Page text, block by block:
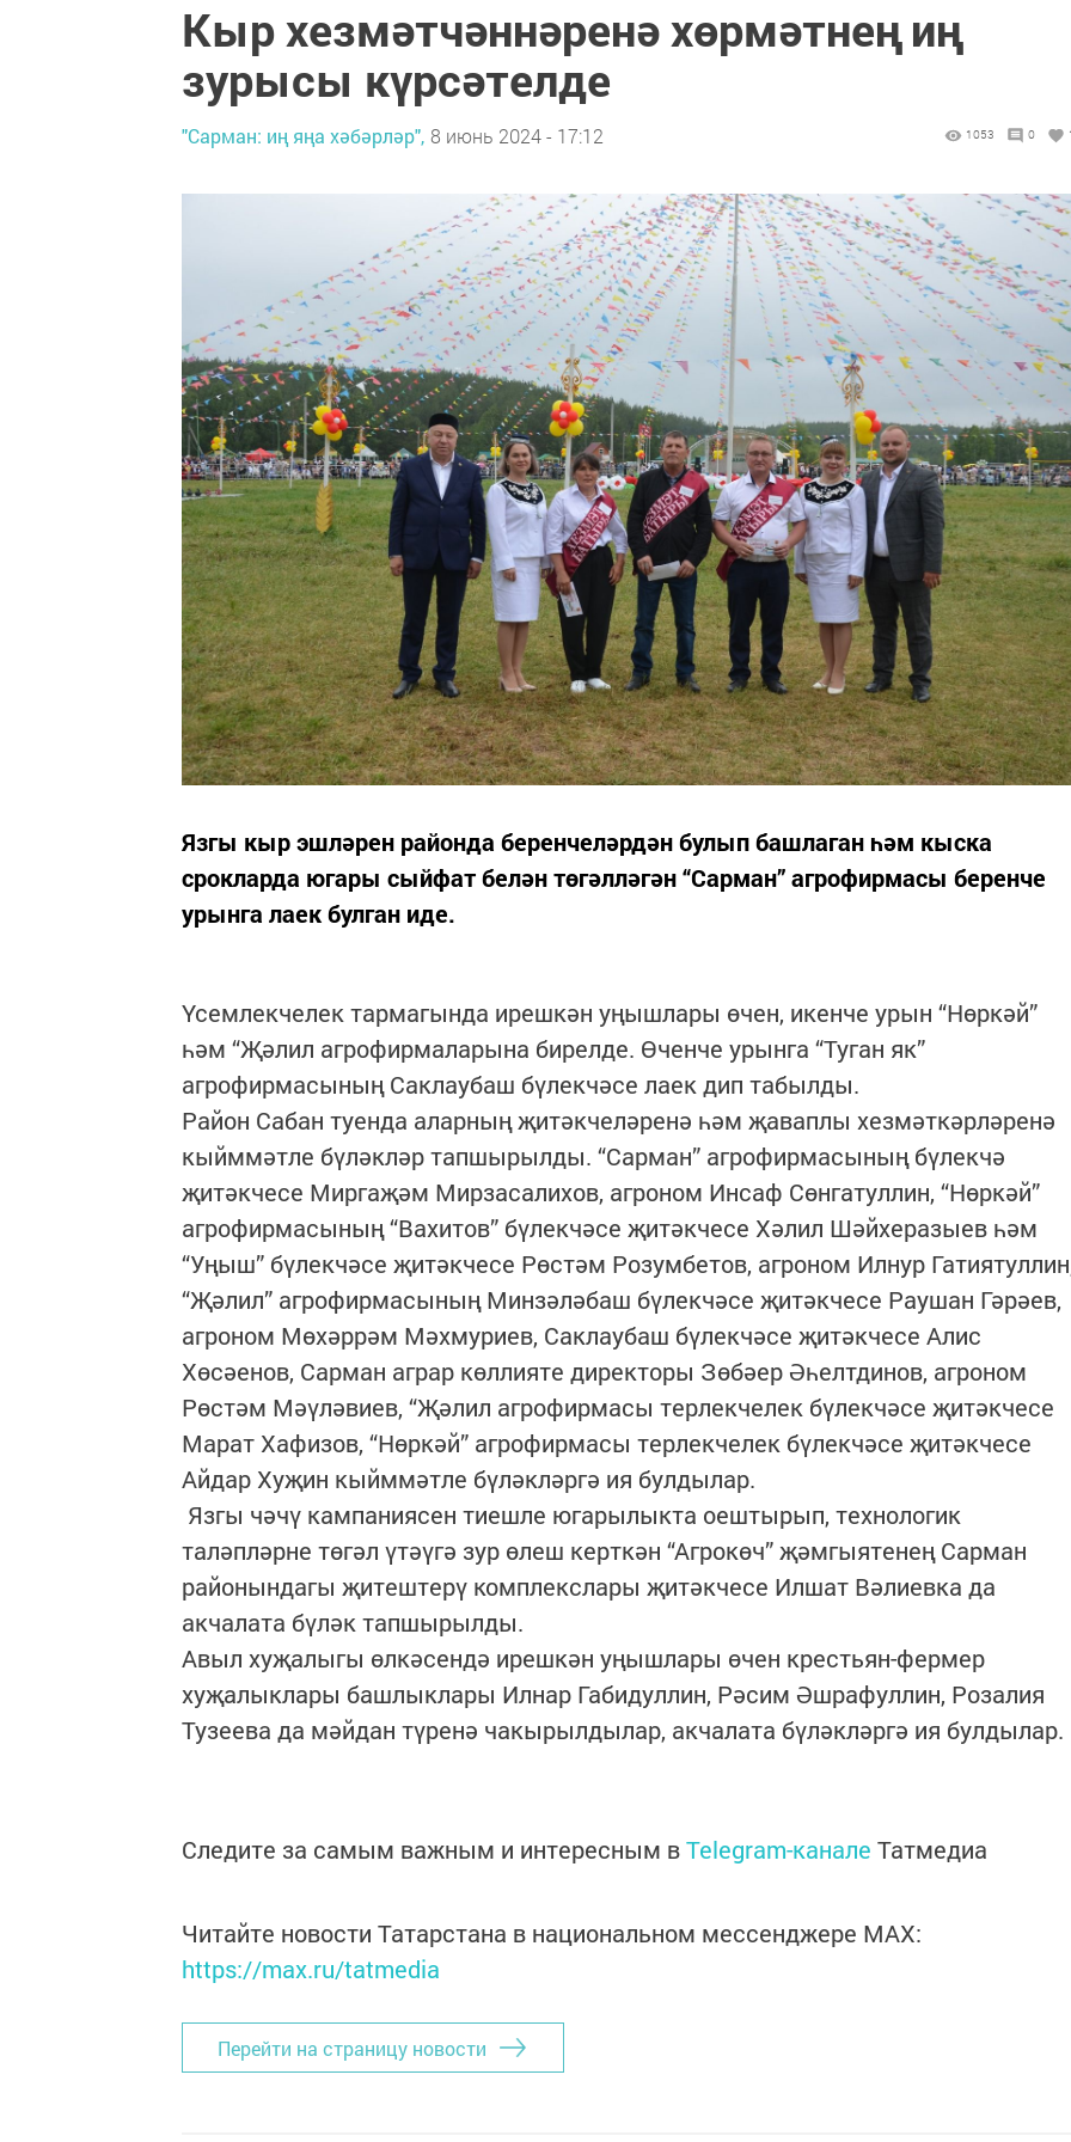
Кыр хезмәтчәннәренә хөрмәтнең иң
зурысы күрсәтелде
"Сарман: иң яңа хәбәрләр", 8 июнь 2024 - 17:12 1053 0
Язгы кыр эшләрен районда беренчеләрдән булып башлаган һәм кыска
срокларда югары сыйфат белән төгәлләгән “Сарман” агрофирмасы беренче
урынга лаек булган иде.
Үсемлекчелек тармагында ирешкән уңышлары өчен, икенче урын “Нөркәй”
һәм “Җәлил агрофирмаларына бирелде. Өченче урынга “Туган як”
агрофирмасының Саклаубаш бүлекчәсе лаек дип табылды.
Район Сабан туенда аларның җитәкчеләренә һәм җаваплы хезмәткәрләренә
кыйммәтле бүләкләр тапшырылды. “Сарман” агрофирмасының бүлекчә
җитәкчесе Миргаҗәм Мирзасалихов, агроном Инсаф Сөнгатуллин, “Нөркәй”
агрофирмасының “Вахитов” бүлекчәсе җитәкчесе Хәлил Шәйхеразыев һәм
“Уңыш” бүлекчәсе җитәкчесе Рөстәм Розумбетов, агроном Илнур
“Җәлил” агрофирмасының Минзәләбаш бүлекчәсе җитәкчесе Раушан Гәрәев,
агроном Мөхәррәм Мәхмуриев, Саклаубаш бүлекчәсе җитәкчесе Алис
Хөсәенов, Сарман аграр көллияте директоры Зөбәер Әһелтдинов, агроном
Рөстәм Мәүләвиев, “Җәлил агрофирмасы терлекчелек бүлекчәсе җитәкчесе
Марат Хафизов, “Нөркәй” агрофирмасы терлекчелек бүлекчәсе җитәкчесе
Айдар Хуҗин кыйммәтле бүләкләргә ия булдылар.
Язгы чәчү кампаниясен тиешле югарылыкта оештырып, технологик
таләпләрне төгәл үтәүгә зур өлеш керткән “Агрокөч” җәмгыятенең Сарман
районындагы җитештерү комплекслары җитәкчесе Илшат Вәлиевка да
акчалата бүләк тапшырылды.
Авыл хуҗалыгы өлкәсендә ирешкән уңышлары өчен крестьян-фермер
хуҗалыклары башлыклары Илнар Габидуллин, Рәсим Әшрафуллин, Розалия
Тузеева да мәйдан түренә чакырылдылар, акчалата бүләкләргә ия булдылар.
Следите за самым важным и интересным вTelegram-канале Татмедиа
Читайте новости Татарстана в национальном мессенджере MАХ:
https://max.ru/tatmedia
Перейти на страницу новости